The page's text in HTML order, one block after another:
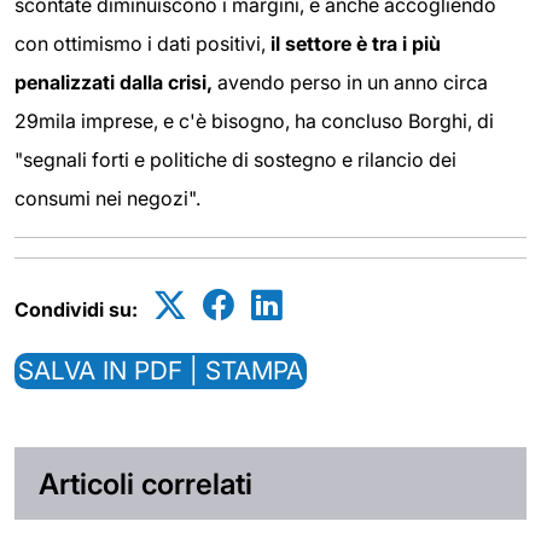
scontate diminuiscono i margini, e anche accogliendo
con ottimismo i dati positivi, il settore è tra i più
penalizzati dalla crisi, avendo perso in un anno circa
29mila imprese, e c'è bisogno, ha concluso Borghi, di
"segnali forti e politiche di sostegno e rilancio dei
consumi nei negozi".
Condividi su:
SALVA IN PDF | STAMPA
Articoli correlati